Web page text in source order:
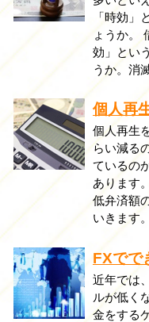
「時効」
ょうか。
効」とい
うか。消
個人再
個人再生
らい減る
ているの
あります
低弁済額
いきます
FXでで
近年では
ルが低く
金をする